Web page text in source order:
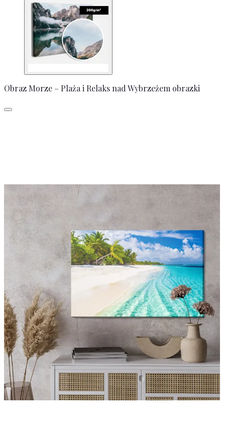
Obraz Morze – Plaża i Relaks nad Wybrzeżem obrazki